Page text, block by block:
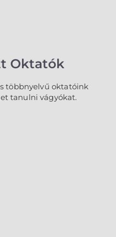
Oktatók
többnyelvű oktatóink
tanulni vágyókat.